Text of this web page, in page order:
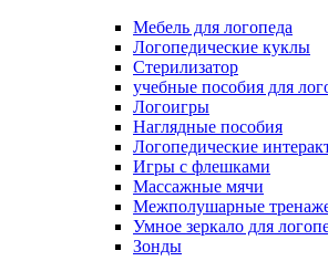
Мебель для логопеда
Логопедические куклы
Стерилизатор
учебные пособия для
Логоигры
Наглядные пособия
Логопедические
Игры с флешками
Массажные мячи
Межполушарные
Умное зеркало для
Зонды